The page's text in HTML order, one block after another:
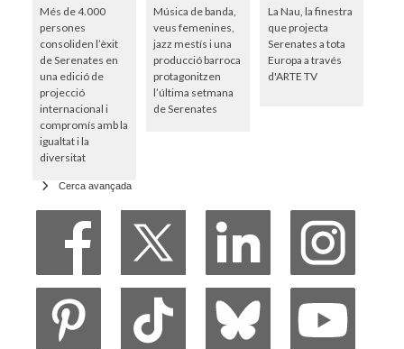
Més de 4.000
persones
consoliden l’èxit
de Serenates en
una edició de
projecció
internacional i
compromís amb la
igualtat i la
diversitat
Música de banda,
veus femenines,
jazz mestís i una
producció barroca
protagonitzen
l’última setmana
de Serenates
La Nau, la finestra
que projecta
Serenates a tota
Europa a través
d'ARTE TV
Cerca avançada